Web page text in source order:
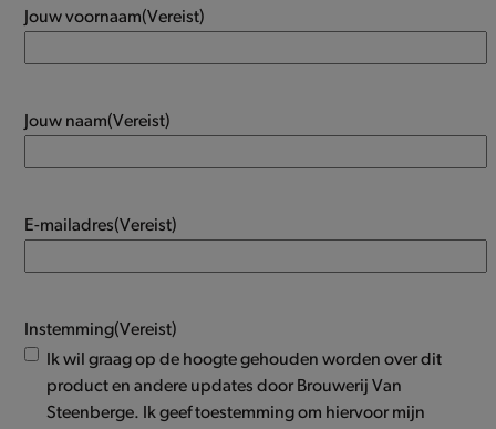
Jouw voornaam(Vereist)
Jouw naam(Vereist)
E-mailadres(Vereist)
Instemming(Vereist)
Ik wil graag op de hoogte gehouden worden over dit
product en andere updates door Brouwerij Van
Steenberge. Ik geef toestemming om hiervoor mijn